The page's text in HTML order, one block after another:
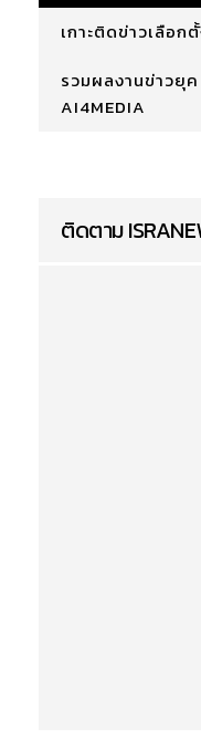
เกาะติดข่าวเลือก
รวมผลงานข่าวยุ
AI4MEDIA
ติดตาม